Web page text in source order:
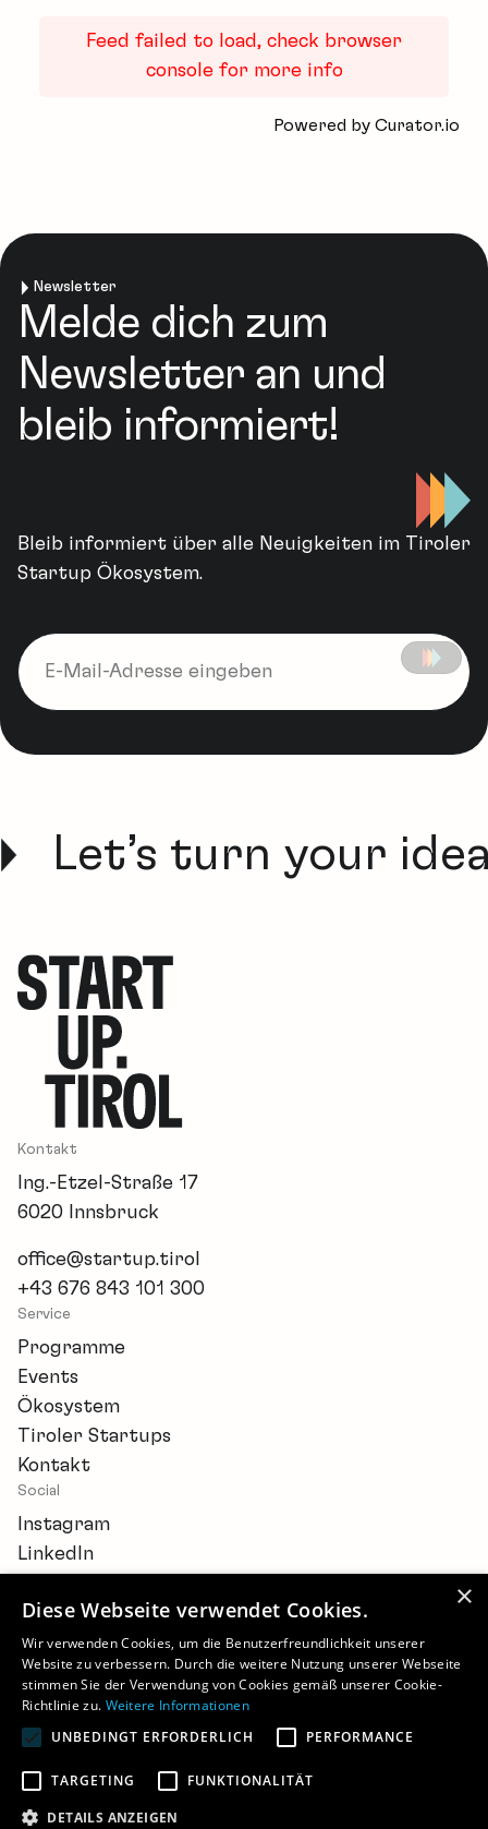
Feed failed to load, check browser
console for more info
Powered by Curator.io
Newsletter
Melde dich zum
Newsletter an und
bleib informiert!
Bleib informiert über alle Neuigkeiten im Tiroler
Startup Ökosystem.
turn your idea
Kontakt
Ing.-Etzel-Straße 17
6020 Innsbruck
office@startup.tirol
+43 676 843 101 300
Service
Programme
Events
Ökosystem
Tiroler Startups
Kontakt
Social
Instagram
LinkedIn
©2026 - STARTUP.TIROL
Newsletter
Barrierefreiheitserklärung
Impressum
×
Diese Webseite verwendet Cookies.
Wir verwenden Cookies, um die Benutzerfreundlichkeit unserer
Website zu verbessern. Durch die weitere Nutzung unserer Webseite
stimmen Sie der Verwendung von Cookies gemäß unserer Cookie-
Richtlinie zu. Weitere Informationen
UNBEDINGT ERFORDERLICH
PERFORMANCE
TARGETING
FUNKTIONALITÄT
DETAILS ANZEIGEN